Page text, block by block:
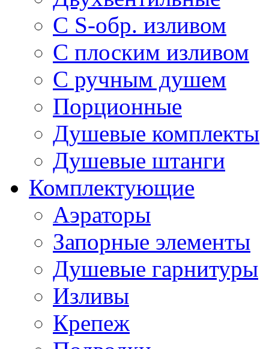
С S-обр. изливом
С плоским изливом
С ручным душем
Порционные
Душевые комплекты
Душевые штанги
Комплектующие
Аэраторы
Запорные элементы
Душевые гарнитуры
Изливы
Крепеж